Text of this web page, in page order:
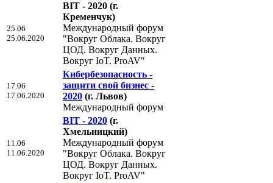
25.06
25.06.2020
BIT - 2020 (г.
Кременчук)
Международный форум
"Вокруг Облака. Вокруг
ЦОД. Вокруг Данных.
Вокруг IoT. ProAV"
17.06
17.06.2020
Кибербезопасность -
защити свой бизнес -
2020 (г. Львов)
Международный форум
11.06
11.06.2020
BIT - 2020 (г.
Хмельницкий)
Международный форум
"Вокруг Облака. Вокруг
ЦОД. Вокруг Данных.
Вокруг IoT. ProAV"